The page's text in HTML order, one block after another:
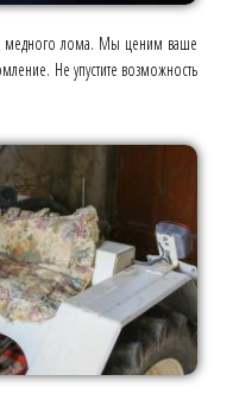
медного лома. Мы ценим ваше
Не упустите возможность